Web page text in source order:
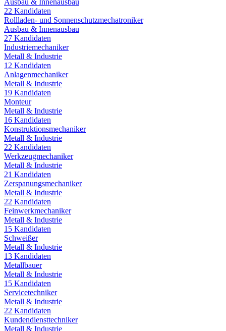
22 Kandidaten
Rollladen- und Sonnenschutzmechatroniker
Ausbau & Innenausbau
27 Kandidaten
Industriemechaniker
Metall & Industrie
12 Kandidaten
Anlagenmechaniker
Metall & Industrie
19 Kandidaten
Monteur
Metall & Industrie
16 Kandidaten
Konstruktionsmechaniker
Metall & Industrie
22 Kandidaten
Werkzeugmechaniker
Metall & Industrie
21 Kandidaten
Zerspanungsmechaniker
Metall & Industrie
22 Kandidaten
Feinwerkmechaniker
Metall & Industrie
15 Kandidaten
Schweißer
Metall & Industrie
13 Kandidaten
Metallbauer
Metall & Industrie
15 Kandidaten
Servicetechniker
Metall & Industrie
22 Kandidaten
Kundendiensttechniker
Metall & Industrie